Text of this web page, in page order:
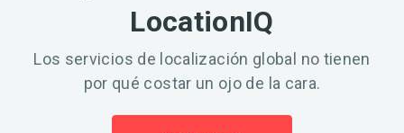
LocationIQ
Los servicios de localización global no tienen
por qué costar un ojo de la cara.